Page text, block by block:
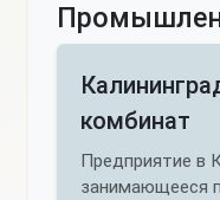
комбинат
Предприятие в
занимающееся